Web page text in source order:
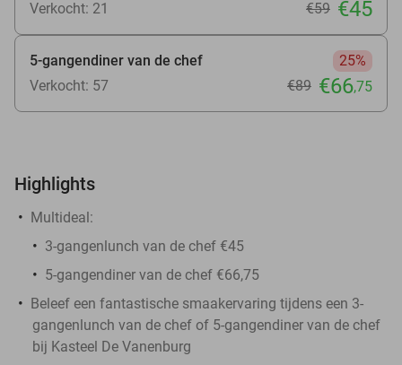
Verkocht: 21
€59 €45
5-gangendiner van de chef
25%
Verkocht: 57
€89 €66,75
Highlights
Multideal:
3-gangenlunch van de chef €45
5-gangendiner van de chef €66,75
Beleef een fantastische smaakervaring tijdens een 3-
gangenlunch van de chef of 5-gangendiner van de chef
bij Kasteel De Vanenburg